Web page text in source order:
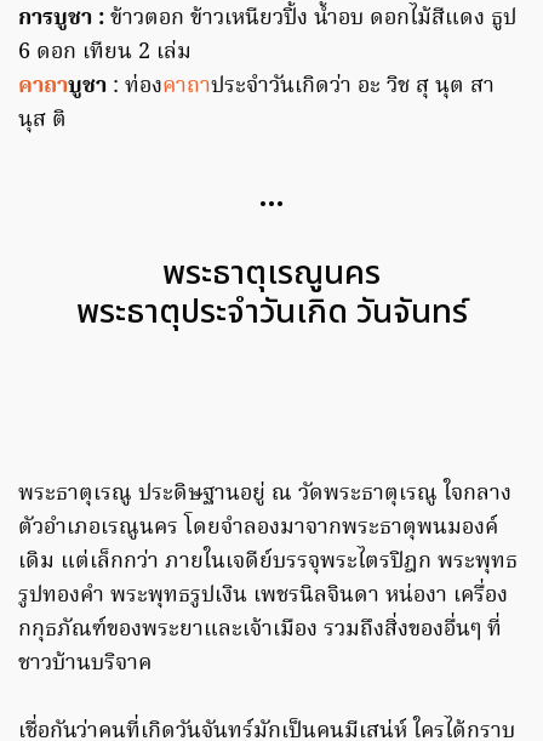
การบูชา :ข้าวตอก ข้าวเหนียวปิ้ง น้ำอบ ดอกไม้สีแดง ธูป
6 ดอก เทียน 2 เล่ม
คาถาบูชา : ท่องคาถาประจำวันเกิดว่า อะ วิช สุ นุต สา
นุส ติ
…
พระธาตุเรณูนคร
พระธาตุประจำวันเกิด วันจันทร์
พระธาตุเรณู ประดิษฐานอยู่ ณ วัดพระธาตุเรณู ใจกลาง
ตัวอำเภอเรณูนคร โดยจำลองมาจากพระธาตุพนมองค์
เดิม แต่เล็กกว่า ภายในเจดีย์บรรจุพระไตรปิฎก พระพุทธ
รูปทองคำ พระพุทธรูปเงิน เพชรนิลจินดา หน่องา เครื่อง
กกุธภัณฑ์ของพระยาและเจ้าเมือง รวมถึงสิ่งของอื่นๆ ที่
ชาวบ้านบริจาค
เชื่อกันว่าคนที่เกิดวันจันทร์มักเป็นคนมีเสน่ห์ ใครได้กราบ